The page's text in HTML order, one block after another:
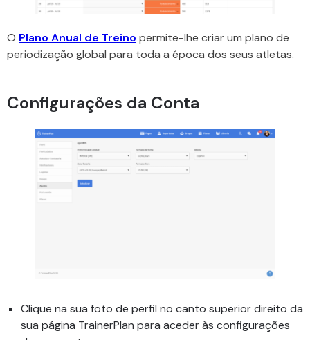
O Plano Anual de Treino permite-lhe criar um plano de
periodização global para toda a época dos seus atletas.
Configurações da Conta
Clique na sua foto de perfil no canto superior direito da
sua página TrainerPlan para aceder às configurações